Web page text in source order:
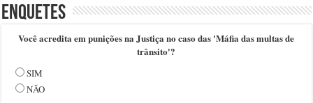
Enquetes
Você acredita em punições na Justiça no caso das 'Máfia das multas de
trânsito'?
SIM
NÃO